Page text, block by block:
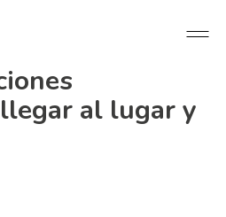
al lugar y